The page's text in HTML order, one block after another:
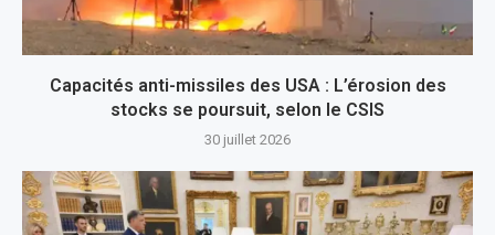
Capacités anti-missiles des USA : L’érosion des
stocks se poursuit, selon le CSIS
30 juillet 2026